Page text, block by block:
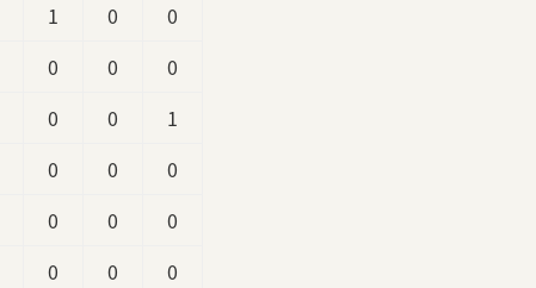
1 0
0
0 0
0
0 0
1
0 0
0
0 0
0
0 0
0